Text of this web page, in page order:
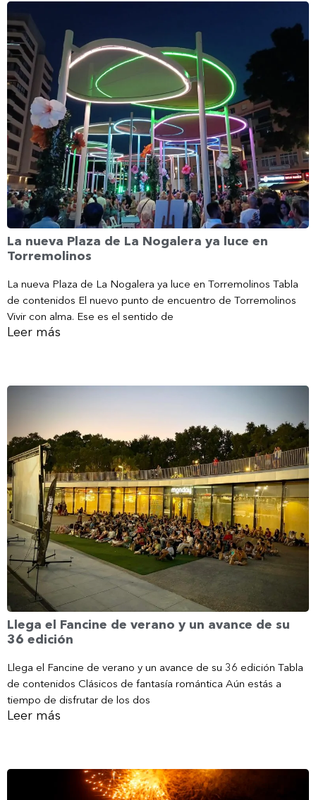
La nueva Plaza de La Nogalera ya luce en
Torremolinos
La nueva Plaza de La Nogalera ya luce en Torremolinos Tabla
de contenidos El nuevo punto de encuentro de Torremolinos
Vivir con alma. Ese es el sentido de
Leer más
Llega el Fancine de verano y un avance de su
36 edición
Llega el Fancine de verano y un avance de su 36 edición Tabla
de contenidos Clásicos de fantasía romántica Aún estás a
tiempo de disfrutar de los dos
Leer más